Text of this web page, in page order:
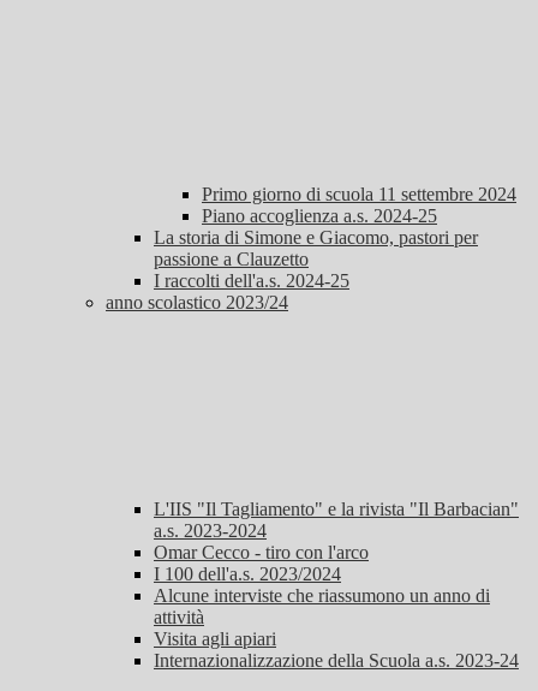
Primo giorno di scuola 11 settembre 2024
Piano accoglienza a.s. 2024-25
La storia di Simone e Giacomo, pastori per
passione a Clauzetto
I raccolti dell'a.s. 2024-25
anno scolastico 2023/24
L'IIS "Il Tagliamento" e la rivista "Il Barbacian"
a.s. 2023-2024
Omar Cecco - tiro con l'arco
I 100 dell'a.s. 2023/2024
Alcune interviste che riassumono un anno di
attività
Visita agli apiari
Internazionalizzazione della Scuola a.s. 2023-24